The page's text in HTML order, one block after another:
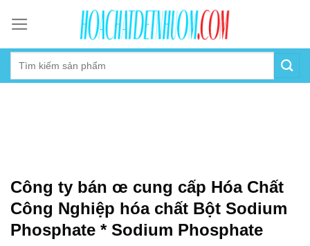
content
Công ty bán œ cung cấp Hóa Chất
Công Nghiệp hóa chất Bột Sodium
Phosphate * Sodium Phosphate